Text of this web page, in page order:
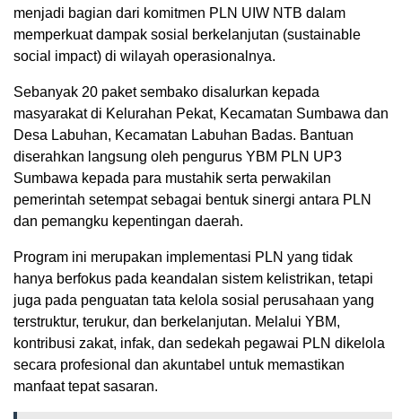
menjadi bagian dari komitmen PLN UIW NTB dalam
memperkuat dampak sosial berkelanjutan (sustainable
social impact) di wilayah operasionalnya.
Sebanyak 20 paket sembako disalurkan kepada
masyarakat di Kelurahan Pekat, Kecamatan Sumbawa dan
Desa Labuhan, Kecamatan Labuhan Badas. Bantuan
diserahkan langsung oleh pengurus YBM PLN UP3
Sumbawa kepada para mustahik serta perwakilan
pemerintah setempat sebagai bentuk sinergi antara PLN
dan pemangku kepentingan daerah.
Program ini merupakan implementasi PLN yang tidak
hanya berfokus pada keandalan sistem kelistrikan, tetapi
juga pada penguatan tata kelola sosial perusahaan yang
terstruktur, terukur, dan berkelanjutan. Melalui YBM,
kontribusi zakat, infak, dan sedekah pegawai PLN dikelola
secara profesional dan akuntabel untuk memastikan
manfaat tepat sasaran.